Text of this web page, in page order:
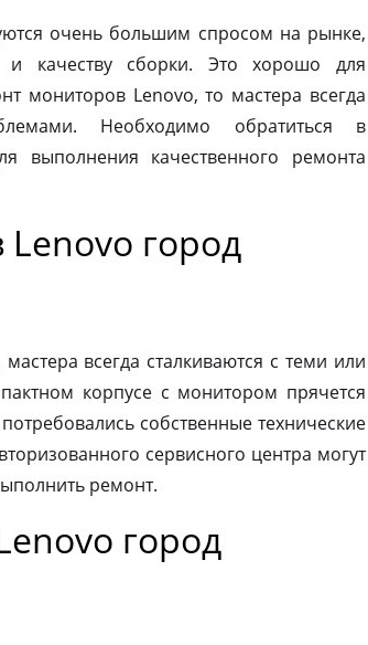
очень большим спросом на рынке,
и качеству сборки. Это хорошо для
мониторов Lenovo, то мастера всегда
Необходимо обратиться в
выполнения качественного ремонта
город
всегда сталкиваются с теми или
корпусе с монитором прячется
собственные технические
сервисного центра могут
ремонт.
город